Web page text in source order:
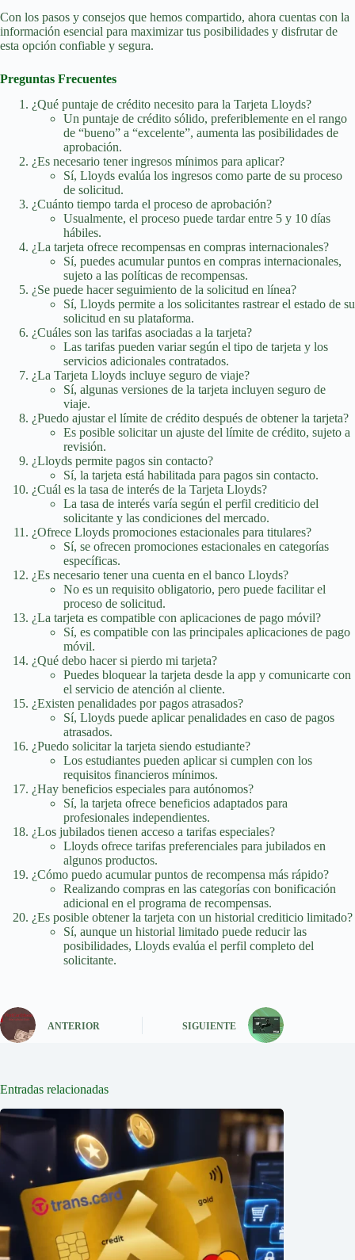
Con los pasos y consejos que hemos compartido, ahora cuentas con la
información esencial para maximizar tus posibilidades y disfrutar de
esta opción confiable y segura.
Preguntas Frecuentes
¿Qué puntaje de crédito necesito para la Tarjeta Lloyds?
Un puntaje de crédito sólido, preferiblemente en el rango
de “bueno” a “excelente”, aumenta las posibilidades de
aprobación.
¿Es necesario tener ingresos mínimos para aplicar?
Sí, Lloyds evalúa los ingresos como parte de su proceso
de solicitud.
¿Cuánto tiempo tarda el proceso de aprobación?
Usualmente, el proceso puede tardar entre 5 y 10 días
hábiles.
¿La tarjeta ofrece recompensas en compras internacionales?
Sí, puedes acumular puntos en compras internacionales,
sujeto a las políticas de recompensas.
¿Se puede hacer seguimiento de la solicitud en línea?
Sí, Lloyds permite a los solicitantes rastrear el estado de su
solicitud en su plataforma.
¿Cuáles son las tarifas asociadas a la tarjeta?
Las tarifas pueden variar según el tipo de tarjeta y los
servicios adicionales contratados.
¿La Tarjeta Lloyds incluye seguro de viaje?
Sí, algunas versiones de la tarjeta incluyen seguro de
viaje.
¿Puedo ajustar el límite de crédito después de obtener la tarjeta?
Es posible solicitar un ajuste del límite de crédito, sujeto a
revisión.
¿Lloyds permite pagos sin contacto?
Sí, la tarjeta está habilitada para pagos sin contacto.
¿Cuál es la tasa de interés de la Tarjeta Lloyds?
La tasa de interés varía según el perfil crediticio del
solicitante y las condiciones del mercado.
¿Ofrece Lloyds promociones estacionales para titulares?
Sí, se ofrecen promociones estacionales en categorías
específicas.
¿Es necesario tener una cuenta en el banco Lloyds?
No es un requisito obligatorio, pero puede facilitar el
proceso de solicitud.
¿La tarjeta es compatible con aplicaciones de pago móvil?
Sí, es compatible con las principales aplicaciones de pago
móvil.
¿Qué debo hacer si pierdo mi tarjeta?
Puedes bloquear la tarjeta desde la app y comunicarte con
el servicio de atención al cliente.
¿Existen penalidades por pagos atrasados?
Sí, Lloyds puede aplicar penalidades en caso de pagos
atrasados.
¿Puedo solicitar la tarjeta siendo estudiante?
Los estudiantes pueden aplicar si cumplen con los
requisitos financieros mínimos.
¿Hay beneficios especiales para autónomos?
Sí, la tarjeta ofrece beneficios adaptados para
profesionales independientes.
¿Los jubilados tienen acceso a tarifas especiales?
Lloyds ofrece tarifas preferenciales para jubilados en
algunos productos.
¿Cómo puedo acumular puntos de recompensa más rápido?
Realizando compras en las categorías con bonificación
adicional en el programa de recompensas.
¿Es posible obtener la tarjeta con un historial crediticio limitado?
Sí, aunque un historial limitado puede reducir las
posibilidades, Lloyds evalúa el perfil completo del
solicitante.
ANTERIOR SIGUIENTE
Entradas relacionadas